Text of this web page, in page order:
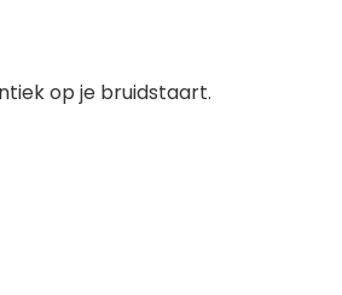
op je bruidstaart.